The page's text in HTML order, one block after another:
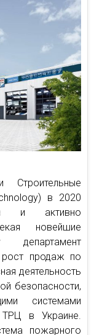
Строительные
в 2020
и активно
новейшие
рост продаж по
деятельность
безопасности,
системами
ТРЦ в Украине.
пожарного